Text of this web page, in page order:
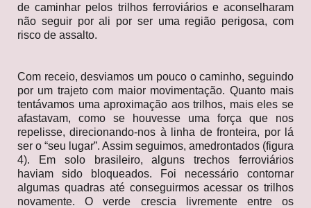
de caminhar pelos trilhos ferroviários e aconselharam
não seguir por ali por ser uma região perigosa, com
risco de assalto.
Com receio, desviamos um pouco o caminho, seguindo
por um trajeto com maior movimentação. Quanto mais
tentávamos uma aproximação aos trilhos, mais eles se
afastavam, como se houvesse uma força que nos
repelisse, direcionando-nos à linha de fronteira, por lá
ser o “seu lugar”. Assim seguimos, amedrontados (figura
4). Em solo brasileiro, alguns trechos ferroviários
haviam sido bloqueados. Foi necessário contornar
algumas quadras até conseguirmos acessar os trilhos
novamente. O verde crescia livremente entre os